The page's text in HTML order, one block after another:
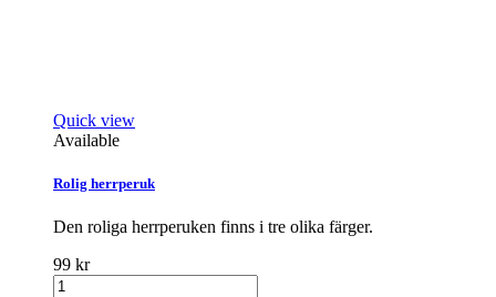
Quick view
Available
Rolig herrperuk
Den roliga herrperuken finns i tre olika färger.
99 kr